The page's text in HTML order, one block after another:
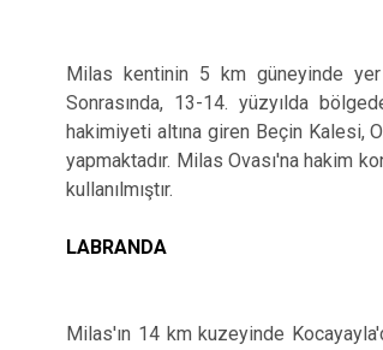
Milas kentinin 5 km güneyinde
Sonrasında, 13-14. yüzyılda
hakimiyeti altına giren Beçin Kalesi,
yapmaktadır. Milas Ovası'na hakim
kullanılmıştır.
LABRANDA
Milas'ın 14 km kuzeyinde